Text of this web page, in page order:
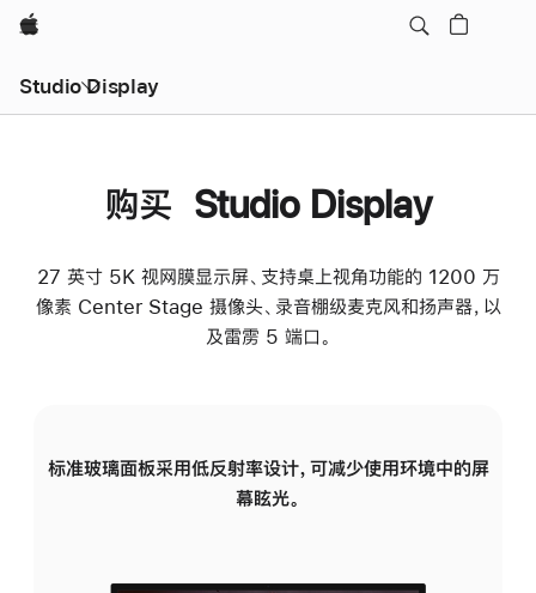
Apple
Studio Display
购买 Studio Display
27 英寸 5K 视网膜显示屏、支持桌上视角功能的 1200 万
像素 Center Stage 摄像头、录音棚级麦克风和扬声器，以
及雷雳 5 端口。
标准玻璃面板采用低反射率设计，可减少使用环境中的屏
幕眩光。